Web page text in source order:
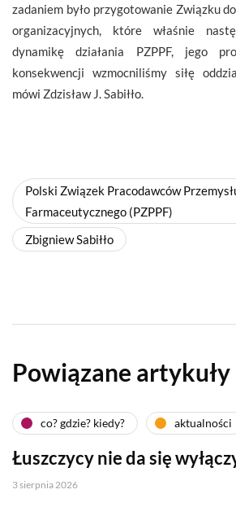
zadaniem było przygotowanie Związku
organizacyjnych, które właśnie
dynamikę działania PZPPF, jego
konsekwencji wzmocniliśmy siłę
mówi Zdzisław J. Sabiłło.
Polski Związek Pracodawców
Farmaceutycznego (PZPPF)
Zbigniew Sabiłło
Powiązane artykuły
co? gdzie? kiedy? aktualności
Łuszczycy nie da się
3 sierpnia 2026